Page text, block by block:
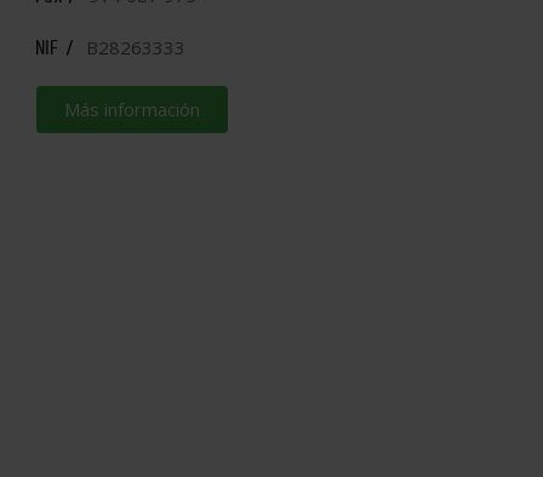
NIF / B28263333
Más información